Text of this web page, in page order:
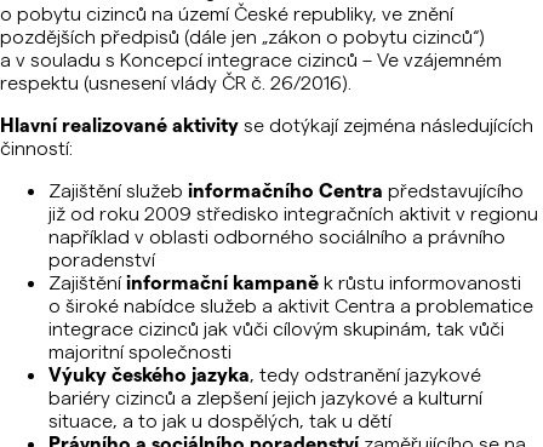
o pobytu cizinců na území České republiky, ve znění
pozdějších předpisů (dále jen „zákon o pobytu cizinců“)
a v souladu s Koncepcí integrace cizinců – Ve vzájemném
respektu (usnesení vlády ČR č. 26/2016).
Hlavní realizované aktivity se dotýkají zejména následujících
činností:
Zajištění služeb informačního Centra představujícího
již od roku 2009 středisko integračních aktivit v regionu
například v oblasti odborného sociálního a právního
poradenství
Zajištěníinformační kampaně k růstu informovanosti
o široké nabídce služeb a aktivit Centra a problematice
integrace cizinců jak vůči cílovým skupinám, tak vůči
majoritní společnosti
Výuky českého jazyka, tedy odstranění jazykové
bariéry cizinců a zlepšení jejich jazykové a kulturní
situace, a to jak u dospělých, tak u dětí